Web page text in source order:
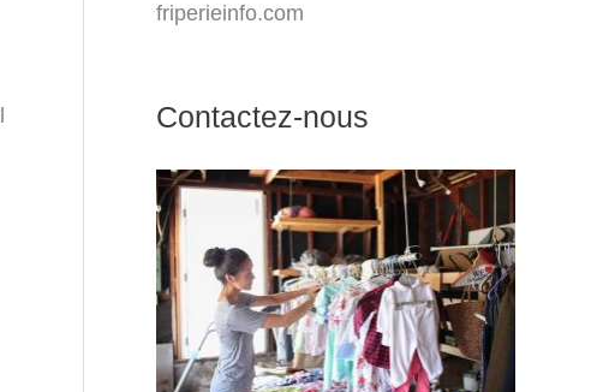
friperieinfo.com
Contactez-nous